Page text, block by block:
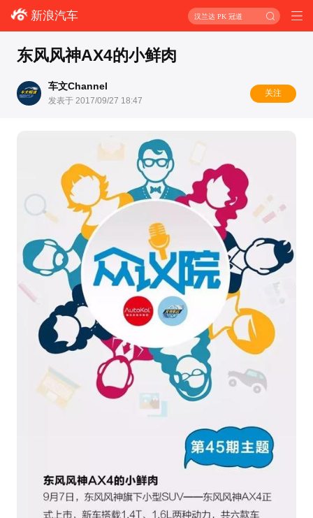
新浪汽车 汉兰达 PK 冠道
东风风神AX4的小鲜肉
车文Channel
发表于 2017/09/27 18:47
关注